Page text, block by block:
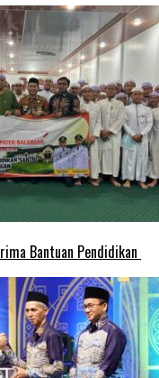
Bantuan Pendidikan